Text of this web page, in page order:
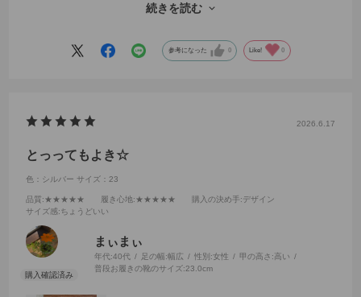
色違いのシルバーも購入させていただき、服の色に合わせて使い分け
続きを読む
参考になった 0 Like! 0
2026.6.17
とっってもよき☆
色：シルバー サイズ：23
品質:★★★★★ 履き心地:★★★★★ 購入の決め手:デザイン
サイズ感:ちょうどいい
まぃまぃ
年代:40代 足の幅:幅広 性別:女性 甲の高さ:高い
普段お履きの靴のサイズ:23.0cm